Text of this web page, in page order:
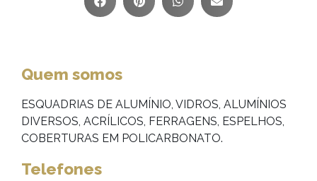
Quem somos
ESQUADRIAS DE ALUMÍNIO, VIDROS, ALUMÍNIOS
DIVERSOS, ACRÍLICOS, FERRAGENS, ESPELHOS,
COBERTURAS EM POLICARBONATO.
Telefones